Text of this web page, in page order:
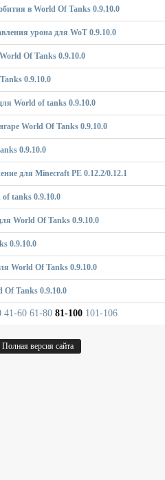
в World Of Tanks 0.9.10.0
урона для WoT 0.9.10.0
Of Tanks 0.9.10.0
0.9.10.0
World of tanks 0.9.10.0
World Of Tanks 0.9.10.0
0.9.10.0
для Minecraft PE 0.12.2/0.12.1
tanks 0.9.10.0
World Of Tanks 0.9.10.0
0.9.10.0
World Of Tanks 0.9.10.0
Tanks 0.9.10.0
41-60 61-80 81-100 101-106
Полная версия сайта